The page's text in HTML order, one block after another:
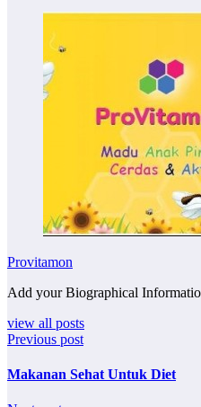
Provitamon
Add your Biographical
view all posts
Previous post
Makanan Sehat Untuk Diet